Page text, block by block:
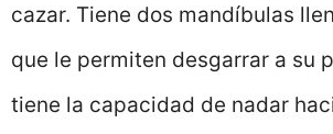
cazar. Tiene dos mandíbulas
que le permiten desgarrar a su
tiene la capacidad de nadar